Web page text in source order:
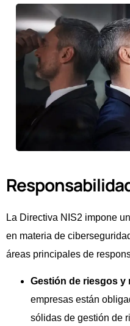
La Directiva NIS2 impone
en materia de
áreas principales de
Gestión de riesgos y
empresas están
sólidas de gestión de